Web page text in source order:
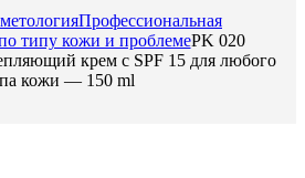
Профессиональная
типу кожи и проблемеPK 020
крем с SPF 15 для любого
кожи — 150 ml